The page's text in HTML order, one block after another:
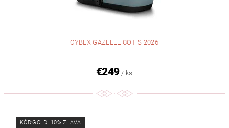
CYBEX GAZELLE COT S 2026
€249 / ks
KÓD:GOLD=10% ZĽAVA